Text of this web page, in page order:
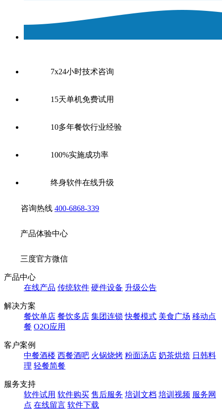
7x24小时技术咨询
15天单机免费试用
10多年餐饮行业经验
100%实施成功率
终身软件在线升级
咨询热线 400-6868-339
产品体验中心
三度官方微信
产品中心
在线产品 传统软件 硬件设备 升级公告
解决方案
餐饮单店 餐饮多店 集团连锁 快餐模式 美食广场 移动点
餐 O2O应用
客户案例
中餐酒楼 西餐酒吧 火锅烧烤 粉面汤店 奶茶烘焙 日韩料
理 轻餐简餐
服务支持
软件试用 软件购买 售后服务 培训文档 培训视频 服务网
点 在线留言 软件下载